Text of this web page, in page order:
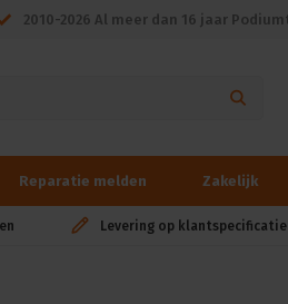
2010-2026 Al meer dan 16 jaar
Reparatie melden Zakelijk
Levering op klantspecificatie